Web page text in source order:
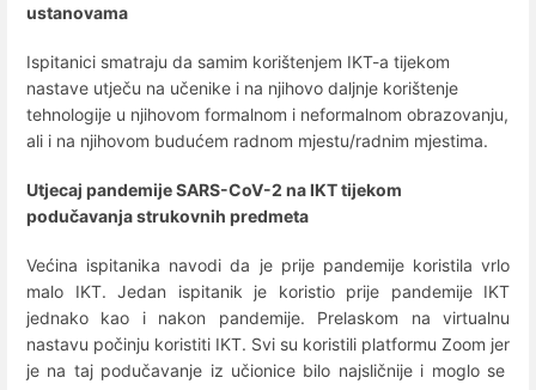
ustanovama
Ispitanici smatraju da samim korištenjem IKT-a tijekom
nastave utječu na učenike i na njihovo daljnje korištenje
tehnologije u njihovom formalnom i neformalnom obrazovanju,
ali i na njihovom budućem radnom mjestu/radnim mjestima.
Utjecaj pandemije SARS-CoV-2 na IKT tijekom
podučavanja strukovnih predmeta
Većina ispitanika navodi da je prije pandemije koristila vrlo
malo IKT. Jedan ispitanik je koristio prije pandemije IKT
jednako kao i nakon pandemije. Prelaskom na virtualnu
nastavu počinju koristiti IKT. Svi su koristili platformu Zoom jer
je na taj podučavanje iz učionice bilo najsličnije i moglo se